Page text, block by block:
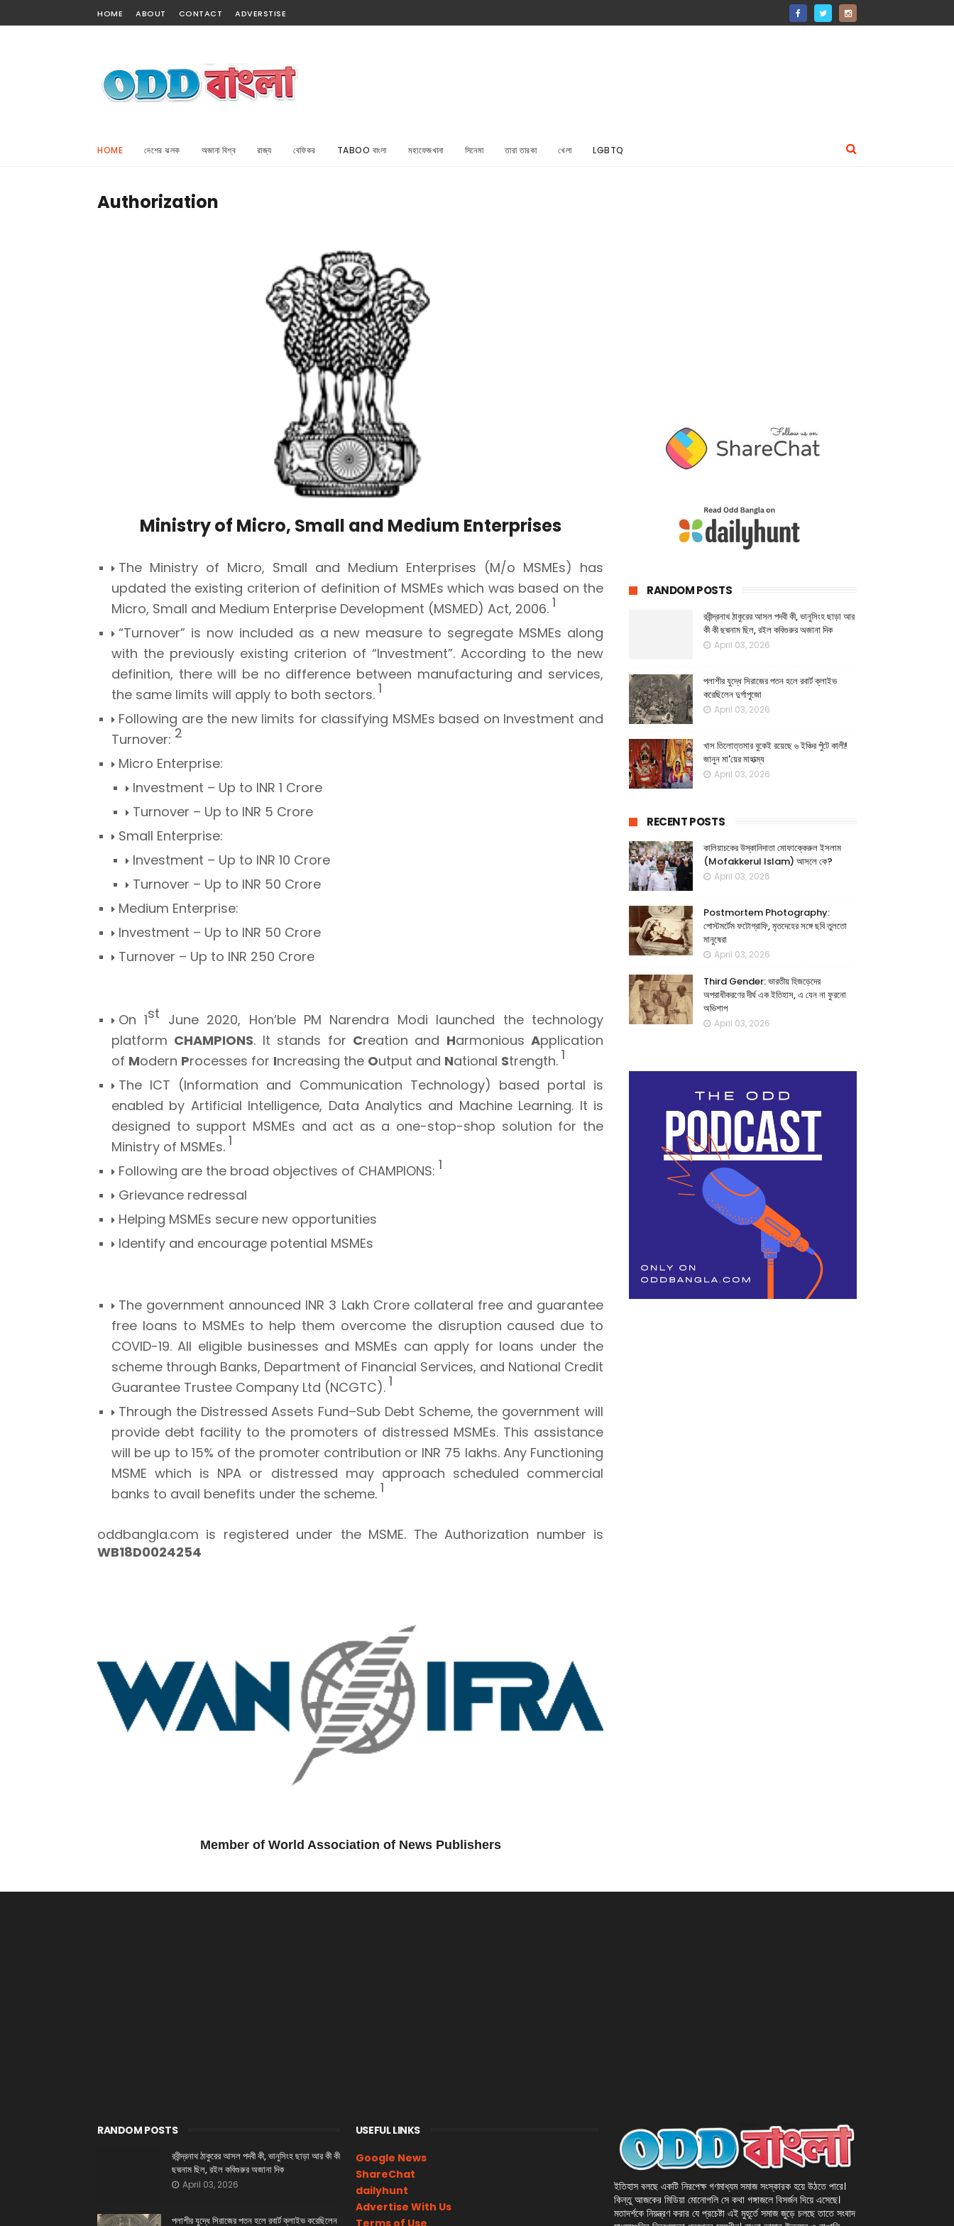
HOME ABOUT CONTACT ADVERSTISE
HOME দেশের ঝলক অজানা বিশ্ব রাজ্য বেফিকর TABOO বাংলা মহাফেজখানা সিনেমা তারা তারকা খেলা LGBTQ
Authorization
Ministry of Micro, Small and Medium Enterprises
The Ministry of Micro, Small and Medium Enterprises (M/o MSMEs) has
updated the existing criterion of definition of MSMEs which was based on the
Micro, Small and Medium Enterprise Development (MSMED) Act, 2006. 1
“Turnover” is now included as a new measure to segregate MSMEs along
with the previously existing criterion of “Investment”. According to the new
definition, there will be no difference between manufacturing and services,
the same limits will apply to both sectors. 1
Following are the new limits for classifying MSMEs based on Investment and
Turnover: 2
Micro Enterprise:
Investment – Up to INR 1 Crore
Turnover – Up to INR 5 Crore
Small Enterprise:
Investment – Up to INR 10 Crore
Turnover – Up to INR 50 Crore
Medium Enterprise:
Investment – Up to INR 50 Crore
Turnover – Up to INR 250 Crore
On 1st June 2020, Hon’ble PM Narendra Modi launched the technology
platform CHAMPIONS. It stands for Creation and HarmoniousApplication
of Modern Processes for Increasing the Output and National Strength. 1
The ICT (Information and Communication Technology) based portal is
enabled by Artificial Intelligence, Data Analytics and Machine Learning. It is
designed to support MSMEs and act as a one-stop-shop solution for the
Ministry of MSMEs. 1
Following are the broad objectives of CHAMPIONS: 1
Grievance redressal
Helping MSMEs secure new opportunities
Identify and encourage potential MSMEs
The government announced INR 3 Lakh Crore collateral free and guarantee
free loans to MSMEs to help them overcome the disruption caused due to
COVID-19. All eligible businesses and MSMEs can apply for loans under the
scheme through Banks, Department of Financial Services, and National Credit
Guarantee Trustee Company Ltd (NCGTC). 1
Through the Distressed Assets Fund–Sub Debt Scheme, the government will
provide debt facility to the promoters of distressed MSMEs. This assistance
will be up to 15% of the promoter contribution or INR 75 lakhs. Any Functioning
MSME which is NPA or distressed may approach scheduled commercial
banks to avail benefits under the scheme. 1
oddbangla.com is registered under the MSME. The Authorization number is
WB18D0024254
Member of World Association of News Publishers
RANDOM POSTS
রবীন্দ্রনাথ ঠাকুরের আসল পদবী কী, ভানুসিংহ ছাড়া আর
কী কী ছদ্মনাম ছিল, রইল কবিগুরুর অজানা দিক
April 03, 2026
পলাশীর যুদ্ধে সিরাজের পতন হলে রবার্ট ক্লাইভ
করেছিলেন দুর্গাপুজো
April 03, 2026
খাস তিলোত্তমার বুকেই রয়েছে ৬ ইঞ্চির পুঁটে কালী!
জানুন মা'য়ের মাহাত্ম্য
April 03, 2026
RECENT POSTS
কালিয়াচকের উস্কানিদাতা মোফাক্কেরুল ইসলাম
(Mofakkerul Islam) আসলে কে?
April 03, 2026
Postmortem Photography:
পোস্টমর্টেম ফটোগ্রাফি, মৃতদেহের সঙ্গে ছবি তুলতো
মানুষেরা
April 03, 2026
Third Gender: ভারতীয় হিজড়েদের
অপরাধীকরণের দীর্ঘ এক ইতিহাস, এ যেন না ফুরনো
অভিশাপ
April 03, 2026
RANDOM POSTS
রবীন্দ্রনাথ ঠাকুরের আসল পদবী কী, ভানুসিংহ ছাড়া আর কী কী
ছদ্মনাম ছিল, রইল কবিগুরুর অজানা দিক
April 03, 2026
পলাশীর যুদ্ধে সিরাজের পতন হলে রবার্ট ক্লাইভ করেছিলেন
USEFUL LINKS
Google News
ShareChat
dailyhunt
Advertise With Us
Terms of Use
ইতিহাস বলছে একটি নিরপেক্ষ গণমাধ্যম সমাজ সংস্কারক হয়ে উঠতে পারে।
কিন্তু আজকের মিডিয়া মোনোপলি সে কথা গঙ্গাজলে বিসর্জন দিয়ে এসেছে।
মতাদর্শকে নিয়ন্ত্রণ করার যে প্রচেষ্টা এই মুহূর্তে সমাজ জুড়ে চলছে তাতে সংবাদ